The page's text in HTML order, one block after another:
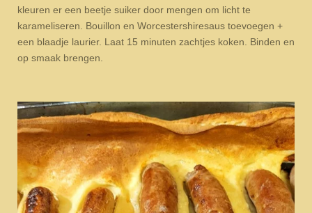
kleuren er een beetje suiker door mengen om licht te
karameliseren. Bouillon en Worcestershiresaus toevoegen +
een blaadje laurier. Laat 15 minuten zachtjes koken. Binden en
op smaak brengen.